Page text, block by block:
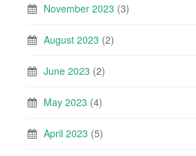
November 2023 (3)
August 2023 (2)
June 2023 (2)
May 2023 (4)
April 2023 (5)